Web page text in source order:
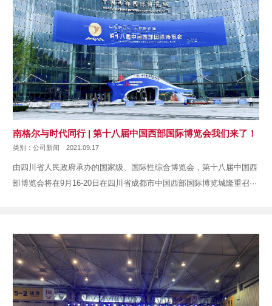
南格尔与时代同行 | 第十八届中国西部国际博览会我们来了！
类别：公司新闻 2021.09.17
由四川省人民政府承办的国家级、国际性综合博览会，第十八届中国西
部博览会将在9月16-20日在四川省成都市中国西部国际博览城隆重召···